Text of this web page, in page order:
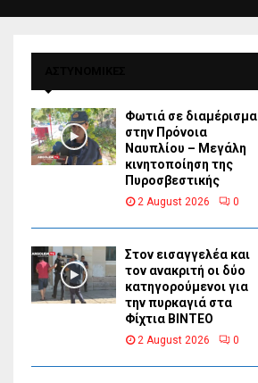
Φωτιά σε διαμέρισμα
στην Πρόνοια
Ναυπλίου – Μεγάλη
κινητοποίηση της
Πυροσβεστικής
2 August 2026 0
Στον εισαγγελέα και
τον ανακριτή οι δύο
κατηγορούμενοι για
την πυρκαγιά στα
Φίχτια ΒΙΝΤΕΟ
2 August 2026 0